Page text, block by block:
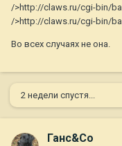
/>http://claws.ru/cgi-bin/
/>http://claws.ru/cgi-bin/
Во всех случаях не она.
2 недели спустя...
Ганс&Co